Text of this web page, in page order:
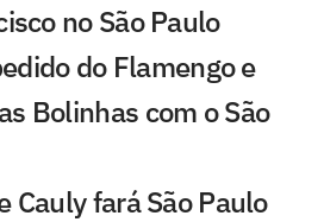
no São Paulo
do Flamengo e
Bolinhas com o São
Cauly fará São Paulo